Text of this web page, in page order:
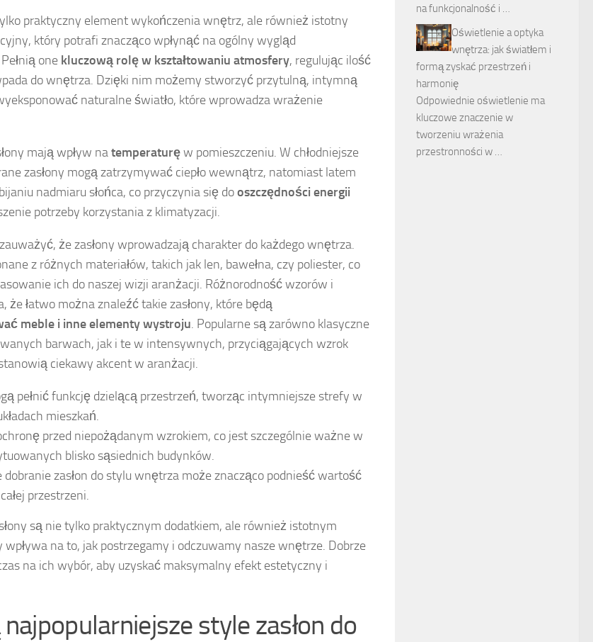
praktyczny element wykończenia wnętrz, ale również istotny
który potrafi znacząco wpłynąć na ogólny wygląd
one kluczową rolę w kształtowaniu atmosfery, regulując ilość
do wnętrza. Dzięki nim możemy stworzyć przytulną, intymną
naturalne światło, które wprowadza wrażenie
mają wpływ natemperaturęw pomieszczeniu. W chłodniejsze
zasłony mogą zatrzymywać ciepło wewnątrz, natomiast latem
nadmiaru słońca, co przyczynia się dooszczędności energii
potrzeby korzystania z klimatyzacji.
że zasłony wprowadzają charakter do każdego wnętrza.
z różnych materiałów, takich jak len, bawełna, czy poliester, co
ich do naszej wizji aranżacji. Różnorodność wzorów i
że łatwo można znaleźć takie zasłony, które będą
meble i inne elementy wystroju. Popularne są zarówno klasyczne
barwach, jak i te w intensywnych, przyciągających wzrok
ciekawy akcent w aranżacji.
pełnić funkcję dzielącą przestrzeń, tworząc intymniejsze strefy w
mieszkań.
przed niepożądanym wzrokiem, co jest szczególnie ważne w
blisko sąsiednich budynków.
dobranie zasłon do stylu wnętrza może znacząco podnieść wartość
przestrzeni.
są nie tylko praktycznym dodatkiem, ale również istotnym
wpływa na to, jak postrzegamy i odczuwamy nasze wnętrze. Dobrze
na ich wybór, aby uzyskać maksymalny efekt estetyczny i
najpopularniejsze style zasłon do
na funkcjonalność i …
Oświetlenie a optyka
wnętrza: jak światłem i
formą zyskać przestrzeń i
harmonię
Odpowiednie oświetlenie ma
kluczowe znaczenie w
tworzeniu wrażenia
przestronności w …